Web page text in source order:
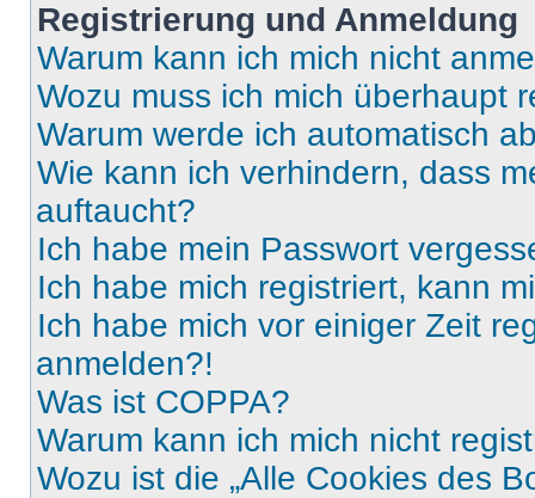
Registrierung und Anmeldung
Warum kann ich mich nicht
Wozu muss ich mich überhaupt
Warum werde ich automatisch
Wie kann ich verhindern, dass
auftaucht?
Ich habe mein Passwort
Ich habe mich registriert, kann
Ich habe mich vor einiger Zeit
anmelden?!
Was ist COPPA?
Warum kann ich mich nicht
Wozu ist die „Alle Cookies des